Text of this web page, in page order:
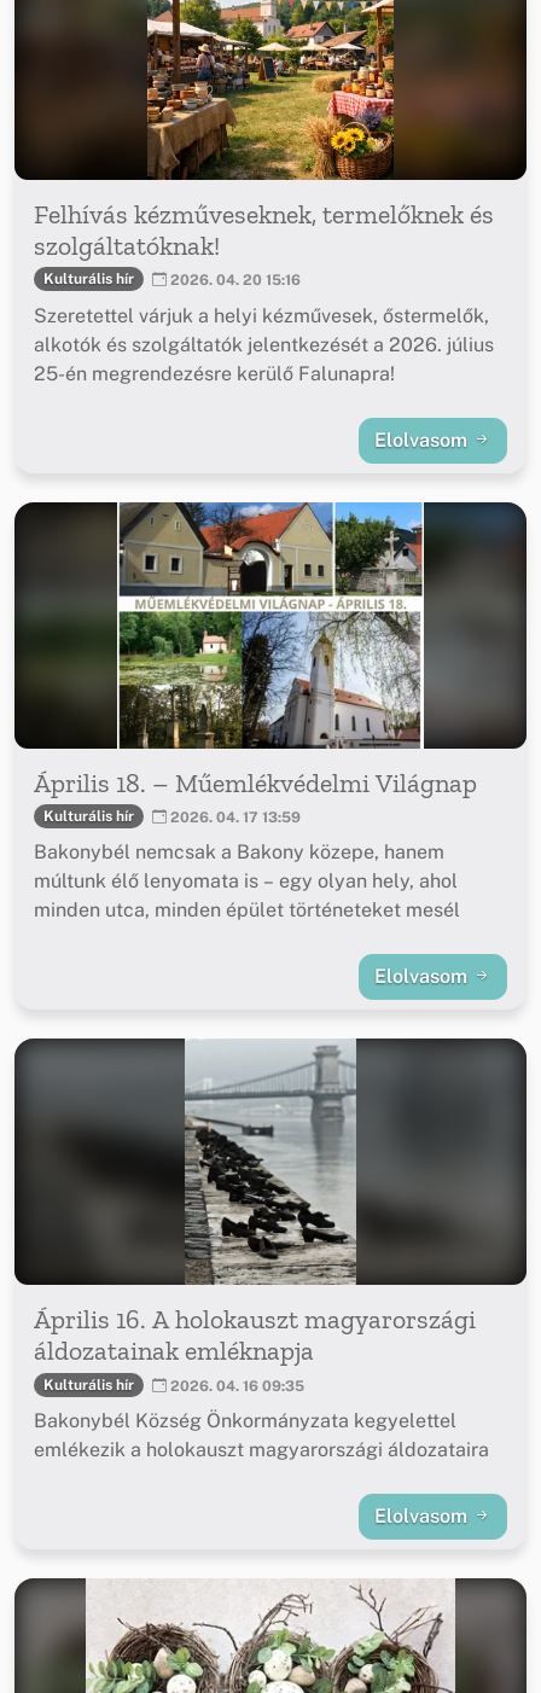
Felhívás kézműveseknek, termelőknek és
szolgáltatóknak!
Kulturális hír 2026. 04. 20 15:16
Szeretettel várjuk a helyi kézművesek, őstermelők,
alkotók és szolgáltatók jelentkezését a 2026. július
25-én megrendezésre kerülő Falunapra!
Elolvasom
Április 18. – Műemlékvédelmi Világnap
Kulturális hír 2026. 04. 17 13:59
Bakonybél nemcsak a Bakony közepe, hanem
múltunk élő lenyomata is – egy olyan hely, ahol
minden utca, minden épület történeteket mesél
Elolvasom
Április 16. A holokauszt magyarországi
áldozatainak emléknapja
Kulturális hír 2026. 04. 16 09:35
Bakonybél Község Önkormányzata kegyelettel
emlékezik a holokauszt magyarországi áldozataira
Elolvasom